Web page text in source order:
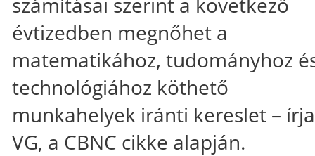
évtizedben megnőhet a
matematikához, tudományhoz
technológiához köthető
munkahelyek iránti kereslet –
VG, a CBNC cikke alapján.